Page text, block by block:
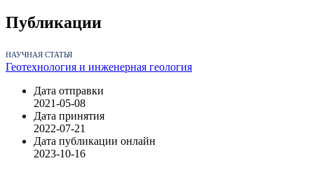
Публикации
НАУЧНАЯ СТАТЬЯ
Геотехнология и инженерная геология
Дата отправки
2021-05-08
Дата принятия
2022-07-21
Дата публикации онлайн
2023-10-16